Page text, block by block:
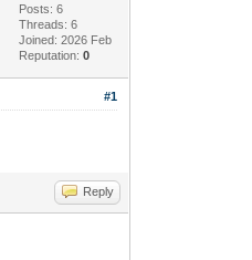
Posts: 6
Threads: 6
Joined: 2026 Feb
Reputation:0
#1
Reply